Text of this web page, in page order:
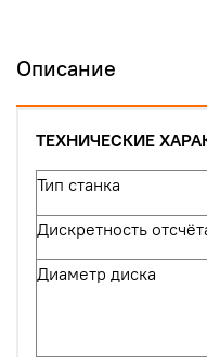
Описание
ТЕХНИЧЕСКИЕ
Тип станка
Дискретность
Диаметр диска